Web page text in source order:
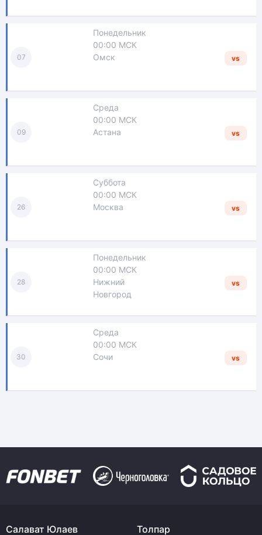
07
Понедельник
00:00 МСК
Омск
vs
09
Среда
00:00 МСК
Астана
vs
26
Суббота
00:00 МСК
Москва
vs
28
Понедельник
00:00 МСК
Нижний
Новгород
vs
30
Среда
00:00 МСК
Сочи
vs
Салават Юлаев Толпар